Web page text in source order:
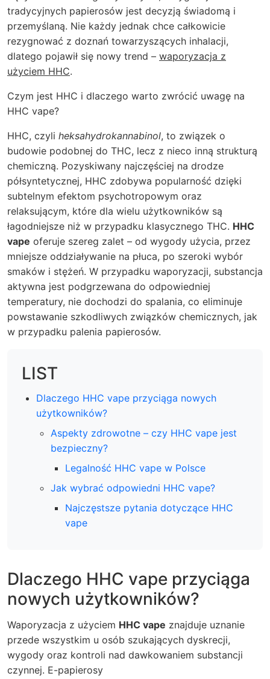
tradycyjnych papierosów jest decyzją świadomą i
przemyślaną. Nie każdy jednak chce całkowicie
rezygnować z doznań towarzyszących inhalacji,
dlatego pojawił się nowy trend – waporyzacja z
użyciem HHC.
Czym jest HHC i dlaczego warto zwrócić uwagę na
HHC vape?
HHC, czyli heksahydrokannabinol, to związek o
budowie podobnej do THC, lecz z nieco inną strukturą
chemiczną. Pozyskiwany najczęściej na drodze
półsyntetycznej, HHC zdobywa popularność dzięki
subtelnym efektom psychotropowym oraz
relaksującym, które dla wielu użytkowników są
łagodniejsze niż w przypadku klasycznego THC. HHC
vape oferuje szereg zalet – od wygody użycia, przez
mniejsze oddziaływanie na płuca, po szeroki wybór
smaków i stężeń. W przypadku waporyzacji, substancja
aktywna jest podgrzewana do odpowiedniej
temperatury, nie dochodzi do spalania, co eliminuje
powstawanie szkodliwych związków chemicznych, jak
w przypadku palenia papierosów.
LIST
Dlaczego HHC vape przyciąga nowych
użytkowników?
Aspekty zdrowotne – czy HHC vape jest
bezpieczny?
Legalność HHC vape w Polsce
Jak wybrać odpowiedni HHC vape?
Najczęstsze pytania dotyczące HHC
vape
Dlaczego HHC vape przyciąga
nowych użytkowników?
Waporyzacja z użyciem HHC vape znajduje uznanie
przede wszystkim u osób szukających dyskrecji,
wygody oraz kontroli nad dawkowaniem substancji
czynnej. E-papierosy